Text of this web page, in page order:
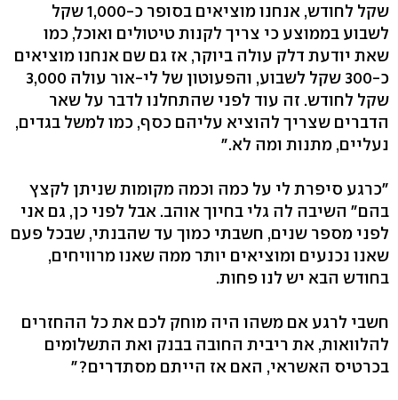
שקל לחודש, אנחנו מוציאים בסופר כ-1,000 שקל
לשבוע בממוצע כי צריך לקנות טיטולים ואוכל, כמו
שאת יודעת דלק עולה ביוקר, אז גם שם אנחנו מוציאים
כ-300 שקל לשבוע, והפעוטון של לי-אור עולה 3,000
שקל לחודש. זה עוד לפני שהתחלנו לדבר על שאר
הדברים שצריך להוציא עליהם כסף, כמו למשל בגדים,
נעליים, מתנות ומה לא."
"כרגע סיפרת לי על כמה וכמה מקומות שניתן לקצץ
בהם" השיבה לה גלי בחיוך אוהב. אבל לפני כן, גם אני
לפני מספר שנים, חשבתי כמוך עד שהבנתי, שבכל פעם
שאנו נכנעים ומוציאים יותר ממה שאנו מרוויחים,
בחודש הבא יש לנו פחות.
חשבי לרגע אם משהו היה מוחק לכם את כל ההחזרים
להלוואות, את ריבית החובה בבנק ואת התשלומים
בכרטיס האשראי, האם אז הייתם מסתדרים?"